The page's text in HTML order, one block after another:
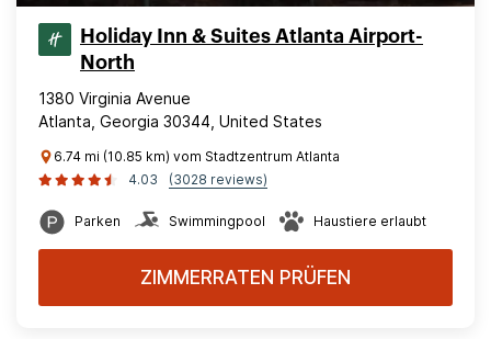
Holiday Inn & Suites Atlanta Airport-
North
1380 Virginia Avenue
Atlanta, Georgia 30344, United States
6.74 mi (10.85 km) vom Stadtzentrum Atlanta
4.03
(3028 reviews)
Parken Swimmingpool Haustiere erlaubt
ZIMMERRATEN PRÜFEN